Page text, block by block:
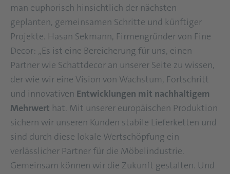
man euphorisch hinsichtlich der nächsten
geplanten, gemeinsamen Schritte und künftiger
Projekte. Hasan Sekmann, Firmengründer von Fine
Decor: „Es ist eine Bereicherung für uns, einen
Partner wie Schattdecor an unserer Seite zu wissen,
der wie wir eine Vision von Wachstum, Fortschritt
und innovativen Entwicklungen mit nachhaltigem
Mehrwert hat. Mit unserer europäischen Produktion
sichern wir unseren Kunden stabile Lieferketten und
sind durch diese lokale Wertschöpfung ein
verlässlicher Partner für die Möbelindustrie.
Gemeinsam können wir die Zukunft gestalten. Und